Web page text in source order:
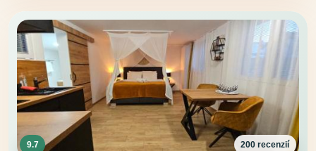
9.7 200 recenzií